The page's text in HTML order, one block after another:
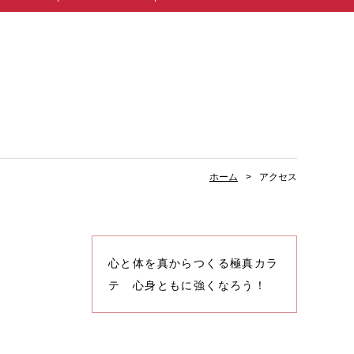
ホーム アクセス
心と体を真からつくる極真カラ
テ 心身ともに強くなろう！